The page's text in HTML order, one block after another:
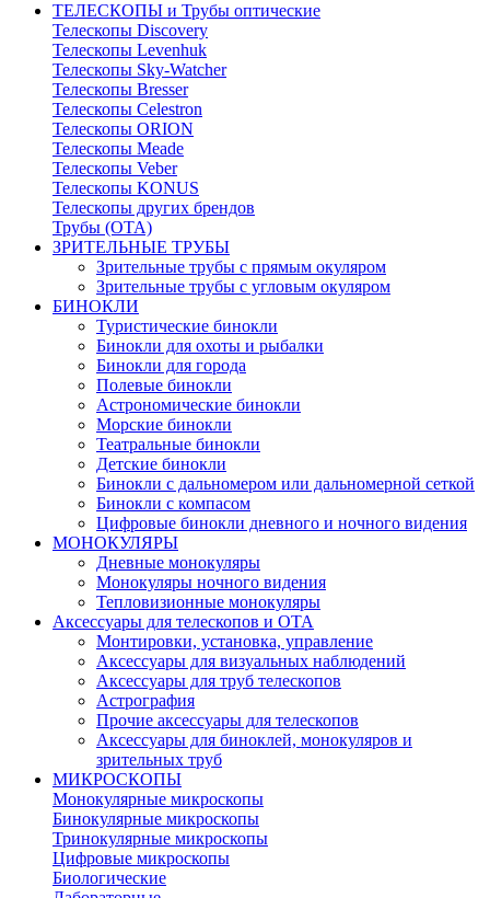
ТЕЛЕСКОПЫ и Трубы оптические
Телескопы Discovery
Телескопы Levenhuk
Телескопы Sky-Watcher
Телескопы Bresser
Телескопы Celestron
Телескопы ORION
Телескопы Meade
Телескопы Veber
Телескопы KONUS
Телескопы других брендов
Трубы (ОТА)
ЗРИТЕЛЬНЫЕ ТРУБЫ
Зрительные трубы с прямым окуляром
Зрительные трубы с угловым окуляром
БИНОКЛИ
Туристические бинокли
Бинокли для охоты и рыбалки
Бинокли для города
Полевые бинокли
Астрономические бинокли
Морские бинокли
Театральные бинокли
Детские бинокли
Бинокли с дальномером или дальномерной сеткой
Бинокли с компасом
Цифровые бинокли дневного и ночного видения
МОНОКУЛЯРЫ
Дневные монокуляры
Монокуляры ночного видения
Тепловизионные монокуляры
Аксессуары для телескопов и ОТА
Монтировки, установка, управление
Аксессуары для визуальных наблюдений
Аксессуары для труб телескопов
Астрография
Прочие аксессуары для телескопов
Аксессуары для биноклей, монокуляров и
зрительных труб
МИКРОСКОПЫ
Монокулярные микроскопы
Бинокулярные микроскопы
Тринокулярные микроскопы
Цифровые микроскопы
Биологические